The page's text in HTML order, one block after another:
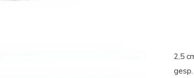
2,5
gesp.